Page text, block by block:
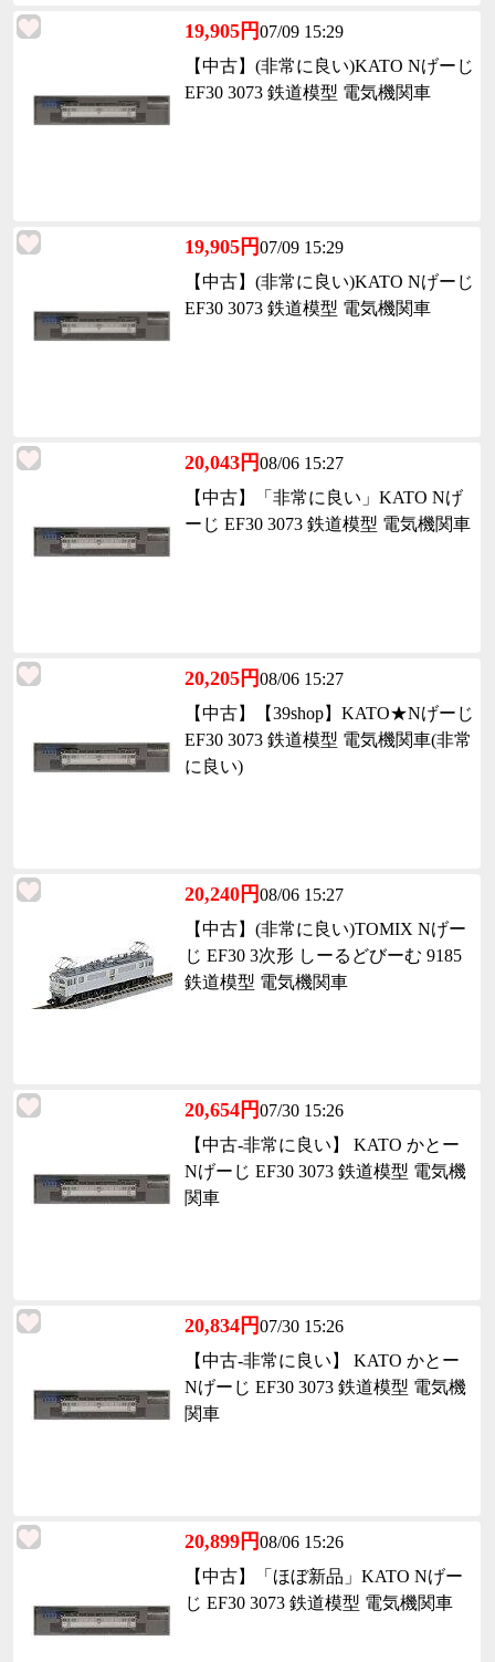
19,905円07/09 15:29
【中古】(非常に良い)KATO Nげーじ
EF30 3073 鉄道模型 電気機関車
19,905円07/09 15:29
【中古】(非常に良い)KATO Nげーじ
EF30 3073 鉄道模型 電気機関車
20,043円08/06 15:27
【中古】「非常に良い」KATO Nげ
ーじ EF30 3073 鉄道模型 電気機関車
20,205円08/06 15:27
【中古】【39shop】KATO★Nげーじ
EF30 3073 鉄道模型 電気機関車(非常
に良い)
20,240円08/06 15:27
【中古】(非常に良い)TOMIX Nげー
じ EF30 3次形 しーるどびーむ 9185
鉄道模型 電気機関車
20,654円07/30 15:26
【中古-非常に良い】 KATO かとー
Nげーじ EF30 3073 鉄道模型 電気機
関車
20,834円07/30 15:26
【中古-非常に良い】 KATO かとー
Nげーじ EF30 3073 鉄道模型 電気機
関車
20,899円08/06 15:26
【中古】「ほぼ新品」KATO Nげー
じ EF30 3073 鉄道模型 電気機関車